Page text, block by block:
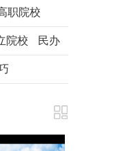
职院校
院校 民办